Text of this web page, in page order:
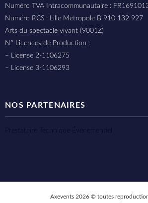
Numéro TVA Intracommunautaire :
Numéro RCS : Lille Metropole B 910 132 927
Arts du spectacle vivant (9001Z)
N° Licences de Production :
– License 2-1106275
– License 3-1106293
NOS PARTENAIRES
Axevents 2026 © toutes